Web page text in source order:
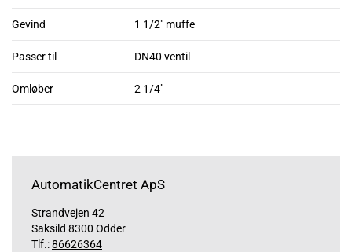
Gevind 1 1/2" muffe
Passer til DN40 ventil
Omløber 2 1/4"
AutomatikCentret ApS
Strandvejen 42
Saksild 8300 Odder
Tlf.:86626364